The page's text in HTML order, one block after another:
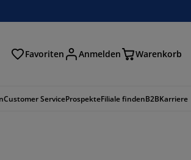
Favoriten Anmelden Warenkorb
Customer ServiceProspekteFiliale findenB2BKarriere